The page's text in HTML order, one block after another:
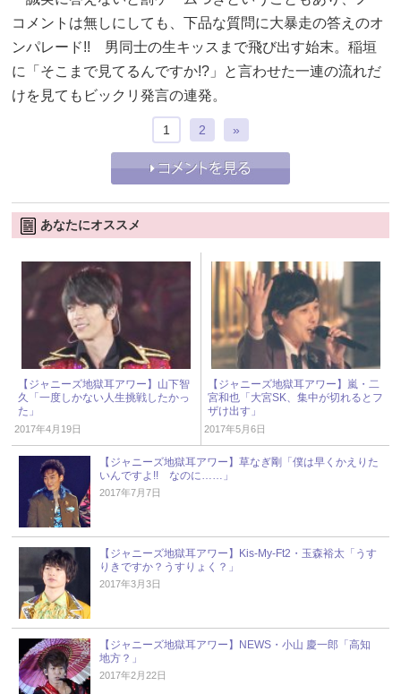
コメントは無しにしても、下品な質問に大暴走の答えのオ
ンパレード!! 男同士の生キッスまで飛び出す始末。稲垣
に「そこまで見てるんですか!?」と言わせた一連の流れだ
けを見てもビックリ発言の連発。
1 2 »
あなたにオススメ
【ジャニーズ地獄耳アワー】山下智
久「一度しかない人生挑戦したかっ
た」
2017年4月19日
【ジャニーズ地獄耳アワー】嵐・二
宮和也「大宮SK、集中が切れるとフ
ザけ出す」
2017年5月6日
【ジャニーズ地獄耳アワー】草なぎ剛「僕は早くかえりた
いんですよ!! なのに……」
2017年7月7日
【ジャニーズ地獄耳アワー】Kis-My-Ft2・玉森裕太「うす
りきですか？うすりょく？」
2017年3月3日
【ジャニーズ地獄耳アワー】NEWS・小山 慶一郎「高知
地方？」
2017年2月22日